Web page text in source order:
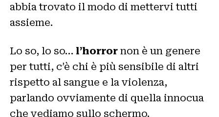
abbia trovato il modo di mettervi tutti
assieme.
Lo so, lo so… l’horror non è un genere
per tutti, c’è chi è più sensibile di altri
rispetto al sangue e la violenza,
parlando ovviamente di quella innocua
che vediamo sullo schermo.